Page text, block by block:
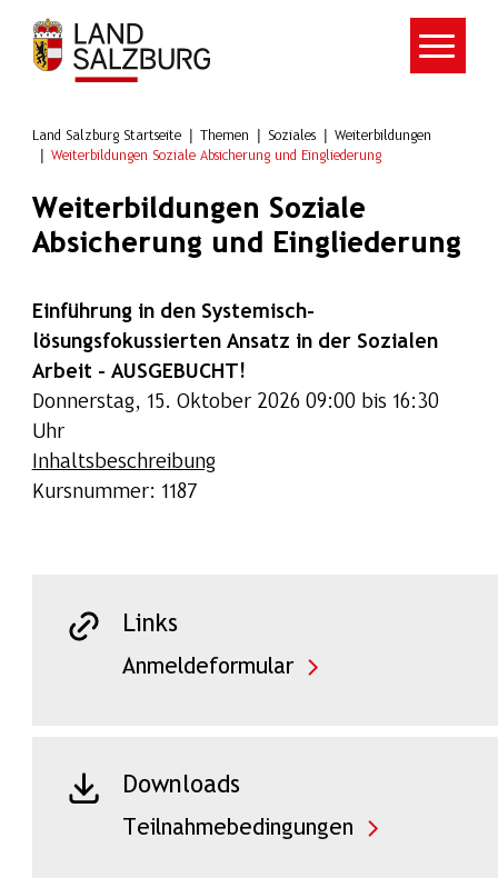
Zum Hauptinhalt springen
Land Salzburg Startseite Themen Soziales
Weiterbildungen
Weiterbildungen Soziale Absicherung und Eingliederung
Weiterbildungen Soziale
Absicherung und Eingliederung
Einführung in den Systemisch-
lösungsfokussierten Ansatz in der Sozialen
Arbeit - AUSGEBUCHT!
Donnerstag, 15. Oktober 2026 09:00 bis 16:30
Uhr
Inhaltsbeschreibung
Kursnummer: 1187
Links
Anmeldeformular
Downloads
Teilnahmebedingungen